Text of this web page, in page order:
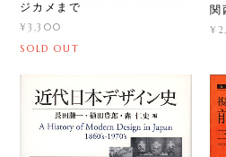
ジカメまで
¥3,300
SOLD OUT
関